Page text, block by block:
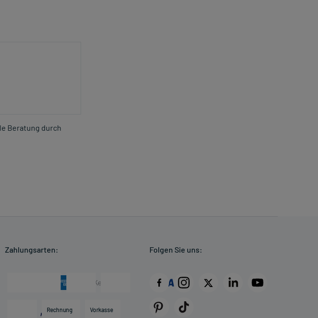
Beratung durch
Zahlungsarten:
Rechnung Vorkasse
Folgen Sie uns: